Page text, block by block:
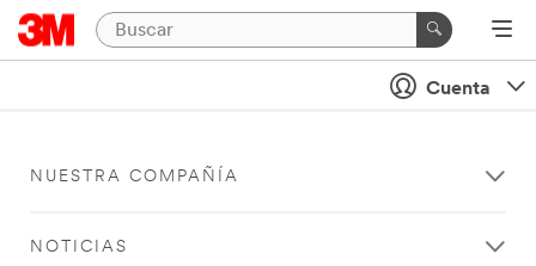
Cuenta
NUESTRA COMPAÑÍA
NOTICIAS